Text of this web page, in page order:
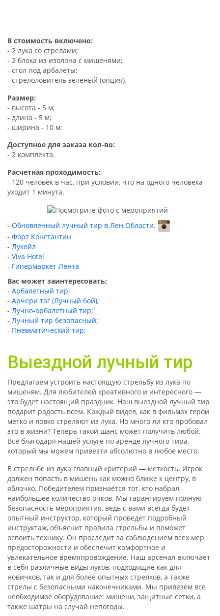
В стоимость включено:
- 2 лука со стрелами;
- 2 блока из изолона с мишенями;
- стол под арбалеты;
- стрелоловитель зеленый (опция).
Размер:
- высота - 5 м;
- длина - 5 м;
- ширина - 10 м;
Доступное для заказа кол-во:
- 2 комплекта.
Расчетная проходимость:
- 120 человек в час, при условии, что на одного человека
уходит 1 минута.
Обновленный лучный тир в Лен.Области.
Форт Константин
Лукойл
Viva Hotel
Гипермаркет Лента
Вас может заинтересовать:
- Арбалетный тир;
- Арчери таг (Лучный бой);
- Лучно-арбалетный тир;
- Лучный тир безопасный;
- Пневматический тир;
Выездной лучный тир
Предлагаем устроить настоящую стрельбу из лука по
мишеням. Для любителей креативного и интересного —
это будет настоящий праздник. Наш выездной лучный тир
подарит радость всем. Каждый видел, как в фильмах герои
метко и ловко стреляют из лука. Но много ли кто пробовал
это в жизни? Теперь такой шанс может получить любой.
Всё благодаря нашей услуге по аренде лучного тира,
который мы можем привезти абсолютно в любое место.
В стрельбе из лука главный критерий — меткость. Игрок
должен попасть в мишень как можно ближе к центру, в
яблочко. Победителем признаётся тот, кто набрал
наибольшее количество очков. Мы гарантируем полную
безопасность мероприятия, ведь с вами всегда будет
опытный инструктор, который проведет подробный
инструктаж, объяснит правила стрельбы и поможет
освоить технику. Он проследит за соблюдением всех мер
предосторожности и обеспечит комфортное и
увлекательное времяпровождение. Наш арсенал включает
в себя различные виды луков, подходящие как для
новичков, так и для более опытных стрелков, а также
стрелы с безопасными наконечниками. Мы привезем все
необходимое оборудование: мишени, защитные сетки, а
также шатры на случай непогоды.